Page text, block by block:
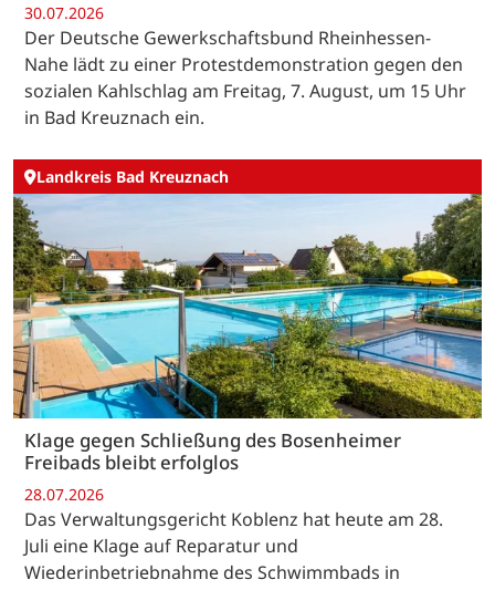
30.07.2026
Der Deutsche Gewerkschaftsbund Rheinhessen-
Nahe lädt zu einer Protestdemonstration gegen den
sozialen Kahlschlag am Freitag, 7. August, um 15 Uhr
in Bad Kreuznach ein.
Landkreis Bad Kreuznach
Klage gegen Schließung des Bosenheimer
Freibads bleibt erfolglos
28.07.2026
Das Verwaltungsgericht Koblenz hat heute am 28.
Juli eine Klage auf Reparatur und
Wiederinbetriebnahme des Schwimmbads in